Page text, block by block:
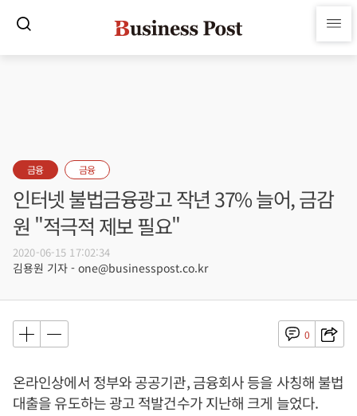
금융 금융
인터넷 불법금융광고 작년 37% 늘어, 금감
원 "적극적 제보 필요"
2020-06-15 17:02:34
김용원 기자 - one@businesspost.co.kr
0
온라인상에서 정부와 공공기관, 금융회사 등을 사칭해 불법
대출을 유도하는 광고 적발건수가 지난해 크게 늘었다.